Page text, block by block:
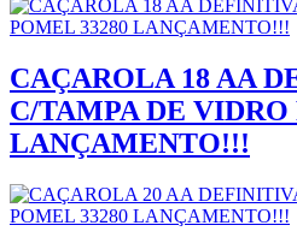
CAÇAROLA 18 AA
C/TAMPA DE VIDRO
LANÇAMENTO!!!